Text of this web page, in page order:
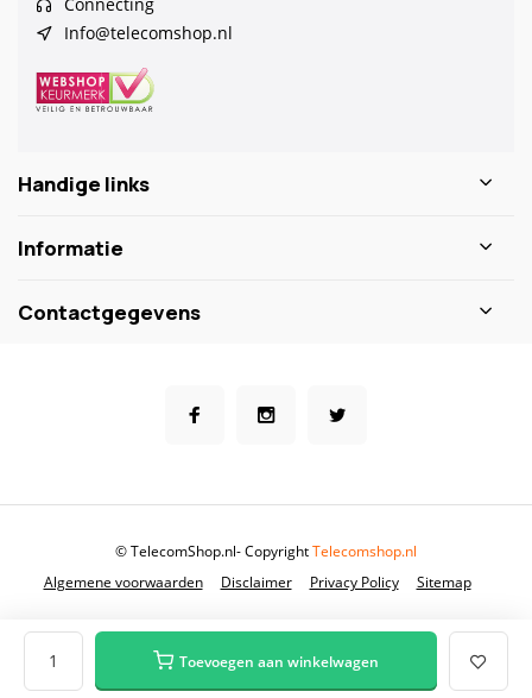
Toevoegen aan winkelwagen
Info@telecomshop.nl
Handige links
Informatie
Contactgegevens
Algemene voorwaarden Disclaimer Privacy Policy Sitemap
© TelecomShop.nl- CopyrightTelecomshop.nl